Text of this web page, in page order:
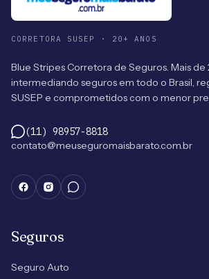
CORRETORA SUSEP · 20+ ANOS
Blue Stripes Corretora de Seguros. Mais de
intermediando seguros em todo o Brasil,
SUSEP e comprometidos com o menor
(11) 98957-8818
contato@meuseguromaisbarato.com.br
Seguros
Seguro Auto